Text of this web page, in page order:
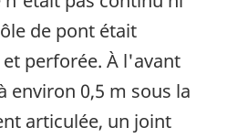
de pont était
perforée. À l'avant
environ 0,5 m sous la
articulée, un joint